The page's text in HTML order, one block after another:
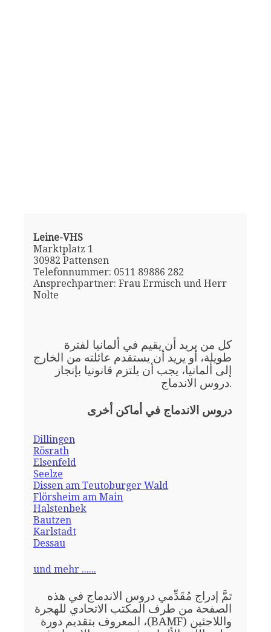
Leine-VHS
Marktplatz 1
30982 Pattensen
Telefonnummer: 0511 89886 282
Ansprechpartner: Frau Ermisch und Herr
Nolte
كل من يريد أن يقيم في ألمانيا لفترة
طويلة، أو يريد أن يستقدم عائلته من الخارج
إلى ألمانيا، يجب أن يلتزم قانونيا بإنجاز
دروس الاندماج.
دروس الاندماج في أماكن أخرى
Dillingen
Rösrath
Elsenfeld
Seelze
Dissen am Teutoburger Wald
Flörsheim am Main
Halstenbek
Bautzen
Karlstadt
Dessau
und mehr ......
تَمَّ إدراج مُقَدِّمي دروس الاندماج في هذه
الصفحة من طرف المكتب الاتحادي للهجرة
واللاجئين (BAMF)، المعروف بتقديم دورة